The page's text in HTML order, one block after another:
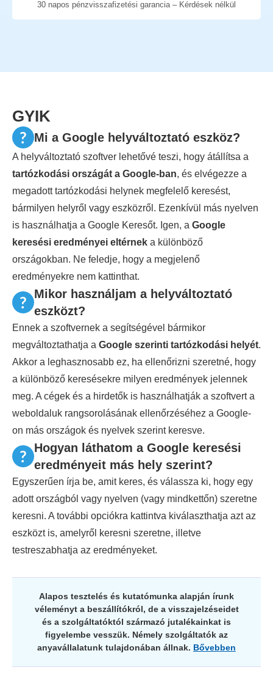
30 napos pénzvisszafizetési garancia – Kérdések nélkül
GYIK
Mi a Google helyváltoztató eszköz?
A helyváltoztató szoftver lehetővé teszi, hogy átállítsa a
tartózkodási országát a Google-ban, és elvégezze a
megadotttartózkodási helynek megfelelő keresést,
bármilyen helyről vagy eszközről. Ezenkívül más nyelven
is használhatja a Google Keresőt. Igen, a Google
keresési eredményei eltérnek a különböző
országokban. Ne feledje, hogy a megjelenő
eredményekre nem kattinthat.
Mikor használjam a helyváltoztató
eszközt?
Ennek a szoftvernek a segítségével bármikor
megváltoztathatja a Google szerinti tartózkodási helyét.
Akkor a leghasznosabb ez, ha ellenőrizni szeretné, hogy
a különböző keresésekre milyen eredmények jelennek
meg. A cégek és a hirdetők is használhatják a szoftvert a
weboldaluk rangsorolásának ellenőrzéséhez a Google-
on más országok és nyelvek szerint keresve.
Hogyan láthatom a Google keresési
eredményeit más hely szerint?
Egyszerűen írja be, amit keres, és válassza ki, hogy egy
adott országból vagy nyelven (vagy mindkettőn) szeretne
keresni. A további opciókra kattintva kiválaszthatja azt az
eszközt is, amelyről keresni szeretne, illetve
testreszabhatja az eredményeket.
Alapos tesztelés és kutatómunka alapján írunk
véleményt a beszállítókról, de a visszajelzéseidet
és a szolgáltatóktól származó jutalékainkat is
figyelembe vesszük. Némely szolgáltatók az
anyavállalatunk tulajdonában állnak. Bővebben